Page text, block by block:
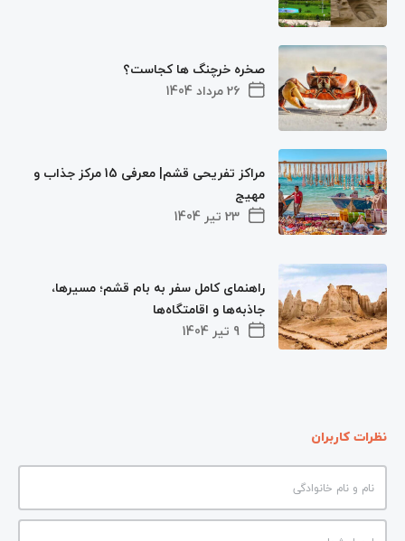
26 مرداد 1404
صخره خرچنگ ها کجاست؟
23 تیر 1404
مراکز تفریحی قشم| معرفی 15 مرکز جذاب و
مهیج
9 تیر 1404
راهنمای کامل سفر به بام قشم؛ مسیرها،
جاذبه‌ها و اقامتگاه‌ها
نظرات کاربران